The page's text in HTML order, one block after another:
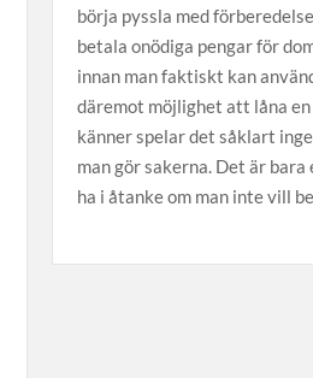
börja pyssla med
betala onödiga pengar för
innan man faktiskt kan
däremot möjlighet att låna en
känner spelar det såklart
man gör sakerna. Det är
ha i åtanke om man inte vill